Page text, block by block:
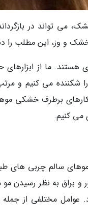
می تواند در
و وز، این مطلب را
ما از ابزارهای
را شکننده می کنیم
برطرف خشکی
می کنیم.
سالم چربی های
و براق به نظر
مختلفی از